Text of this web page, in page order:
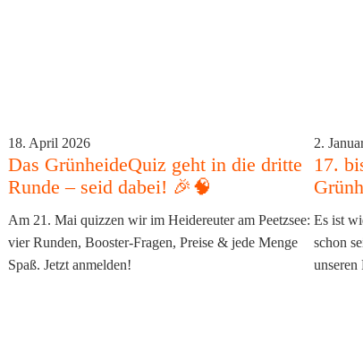
18. April 2026
Das GrünheideQuiz geht in die dritte
Runde – seid dabei! 🎉🧠
Am 21. Mai quizzen wir im Heidereuter am Peetzsee:
vier Runden, Booster‑Fragen, Preise & jede Menge
Spaß. Jetzt anmelden!
2.
17.
Es ist
schon
unseren